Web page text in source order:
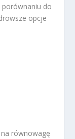
porównaniu do
opcje
na równowagę